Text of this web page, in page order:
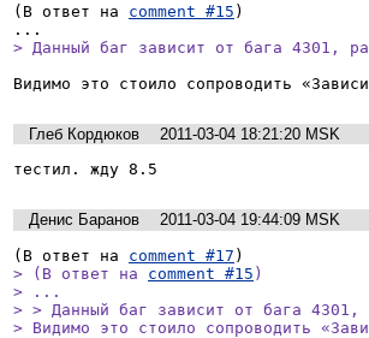
(В ответ на comment #15 )
> Данный баг зависит от бага 4301,
Видимо это стоило сопроводить
Глеб Кордюков
2011-03-04 18:21:20 MSK
тестил. жду 8.5
Денис Баранов
2011-03-04 19:44:09 MSK
(В ответ на comment #17
> (В ответ на comment #15 )
> ...
> > Данный баг зависит от бага 4301,
> Видимо это стоило сопроводить